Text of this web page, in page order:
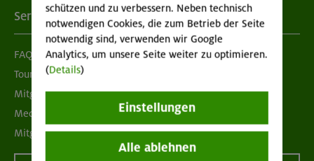
Services
FAQ
Tour der Woche
Mitgliedermagazin alpinwelt
Mediadaten
Mitgliedschaft kündigen
schützen und zu verbessern. Neben technisch
notwendigen Cookies, die zum Betrieb der Seite
notwendig sind, verwenden wir Google
Analytics, um unsere Seite weiter zu optimieren.
(Details)
Einstellungen
Alle ablehnen